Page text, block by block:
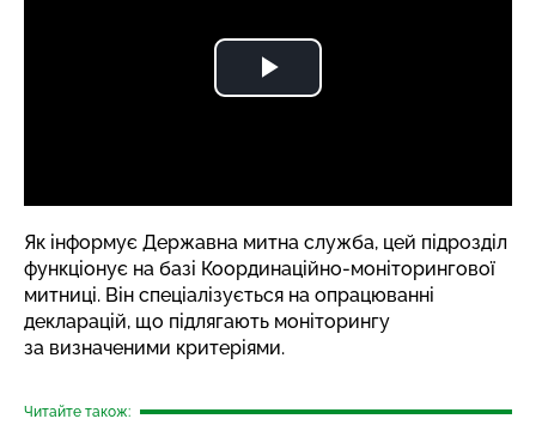
Як інформує Державна митна служба, цей підрозділ
функціонує на базі Координаційно-моніторингової
митниці. Він спеціалізується на опрацюванні
декларацій, що підлягають моніторингу
за визначеними критеріями.
Читайте також: